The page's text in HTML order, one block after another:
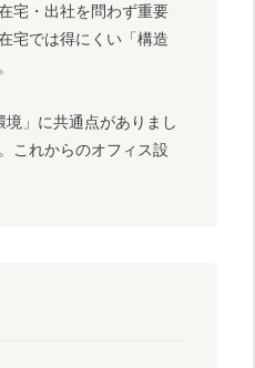
宅・出社を問わず重要
宅では得にくい「構造
」に共通点がありまし
これからのオフィス設